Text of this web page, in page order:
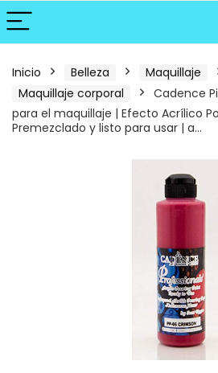
Inicio Belleza
Maquillaje
Maquillaje corporal
Cadence
para el maquillaje | Efecto Acrílico
Premezclado y listo para usar | a…